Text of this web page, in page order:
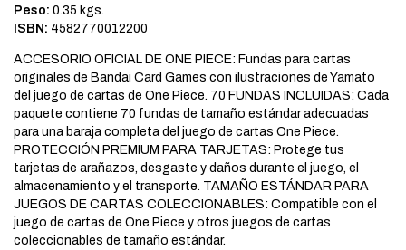
Peso: 0.35 kgs.
ISBN: 4582770012200
ACCESORIO OFICIAL DE ONE PIECE: Fundas para cartas
originales de Bandai Card Games con ilustraciones de Yamato
del juego de cartas de One Piece. 70 FUNDAS INCLUIDAS: Cada
paquete contiene 70 fundas de tamaño estándar adecuadas
para una baraja completa del juego de cartas One Piece.
PROTECCIÓN PREMIUM PARA TARJETAS: Protege tus
tarjetas de arañazos, desgaste y daños durante el juego, el
almacenamiento y el transporte. TAMAÑO ESTÁNDAR PARA
JUEGOS DE CARTAS COLECCIONABLES: Compatible con el
juego de cartas de One Piece y otros juegos de cartas
coleccionables de tamaño estándar.